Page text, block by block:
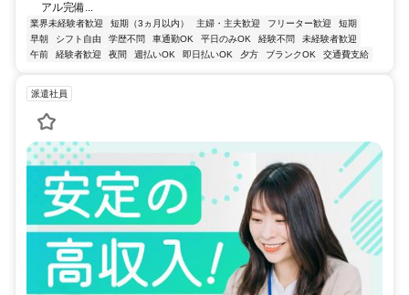
アル完備...
業界未経験者歓迎 短期（3ヵ月以内） 主婦・主夫歓迎 フリーター歓迎
短期
早朝
シフト自由 学歴不問 車通勤OK 平日のみOK 経験不問
未経験者歓迎
午前
経験者歓迎 夜間 週払いOK 即日払いOK 夕方 ブランクOK 交通費支給
派遣社員